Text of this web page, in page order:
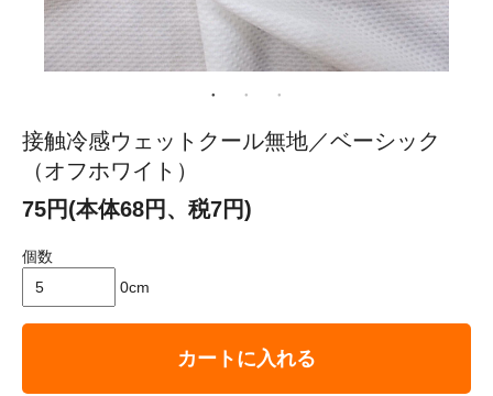
接触冷感ウェットクール無地／ベーシック
（オフホワイト）
75円(本体68円、税7円)
個数
0cm
カートに入れる